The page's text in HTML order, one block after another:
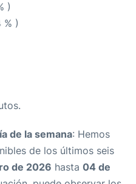
)
% )
de la semana: Hemos
de los últimos seis
de 2026 hasta 04 de